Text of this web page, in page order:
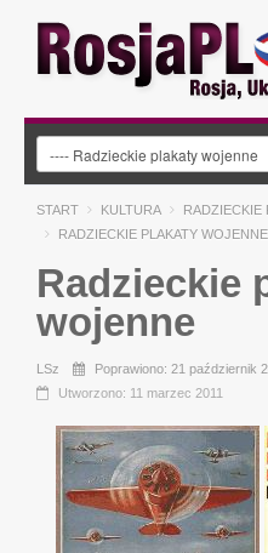
START KULTURA
RADZIECKIE
RADZIECKIE PLAKATY WOJENNE
Radzieckie
wojenne
LSz
Poprawiono: 21 październik
Utworzono: 11 marzec 2011